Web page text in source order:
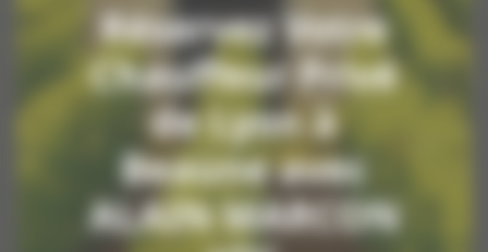
Réservez Votre
Chauffeur Privé
de Lyon à
Beaune avec
ALAIN MARCON